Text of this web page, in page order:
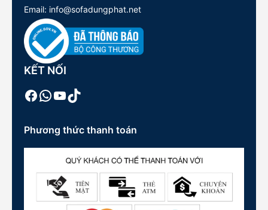
Email: info@sofadungphat.net
KẾT NỐI
Facebook
WhatsApp
Youtube
TikTok
Phương thức thanh toán